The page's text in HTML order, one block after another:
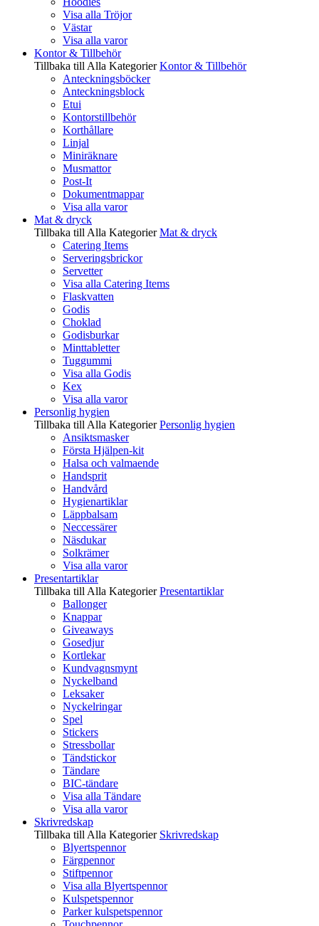
Visa alla Tröjor
Västar
Visa alla varor
Kontor & Tillbehör
Tillbaka till Alla Kategorier Kontor & Tillbehör
Anteckningsböcker
Anteckningsblock
Etui
Kontorstillbehör
Korthållare
Linjal
Miniräknare
Musmattor
Post-It
Dokumentmappar
Visa alla varor
Mat & dryck
Tillbaka till Alla Kategorier Mat & dryck
Catering Items
Serveringsbrickor
Servetter
Visa alla Catering Items
Flaskvatten
Godis
Choklad
Godisburkar
Minttabletter
Tuggummi
Visa alla Godis
Kex
Visa alla varor
Personlig hygien
Tillbaka till Alla Kategorier Personlig hygien
Ansiktsmasker
Första Hjälpen-kit
Halsa och valmaende
Handsprit
Handvård
Hygienartiklar
Läppbalsam
Neccessärer
Näsdukar
Solkrämer
Visa alla varor
Presentartiklar
Tillbaka till Alla Kategorier Presentartiklar
Ballonger
Knappar
Giveaways
Gosedjur
Kortlekar
Kundvagnsmynt
Nyckelband
Leksaker
Nyckelringar
Spel
Stickers
Stressbollar
Tändstickor
Tändare
BIC-tändare
Visa alla Tändare
Visa alla varor
Skrivredskap
Tillbaka till Alla Kategorier Skrivredskap
Blyertspennor
Färgpennor
Stiftpennor
Visa alla Blyertspennor
Kulspetspennor
Parker kulspetspennor